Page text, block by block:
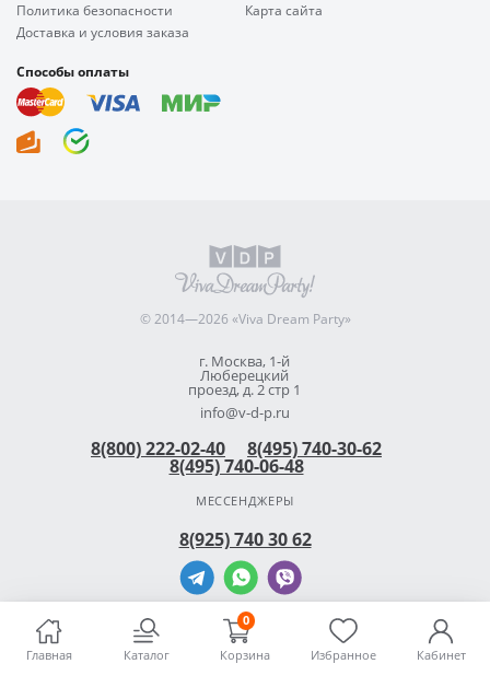
Главная Каталог
0
Корзина Избранное Кабинет
Политика безопасности
Доставка и условия заказа
Карта сайта
Способы оплаты
© 2014—2026 «Viva Dream Party»
г. Москва, 1-й
Люберецкий
проезд, д. 2 стр 1
info@v-d-p.ru
8(800) 222-02-40 8(495) 740-30-62
8(495) 740-06-48
МЕССЕНДЖЕРЫ
8(925) 740 30 62